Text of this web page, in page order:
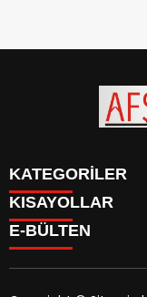
KATEGORİLER
SİYASET
EĞİTİM
KISAYOLLAR
SİYASET
EĞİTİM
E-BÜLTEN